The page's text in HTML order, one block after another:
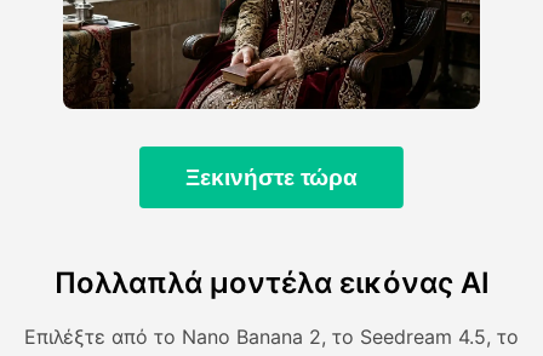
Ξεκινήστε τώρα
Πολλαπλά μοντέλα εικόνας AI
Επιλέξτε από το Nano Banana 2, το Seedream 4.5, το